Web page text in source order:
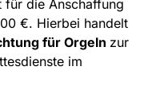
die Anschaffung
€. Hierbei handelt
für Orgeln zur
im